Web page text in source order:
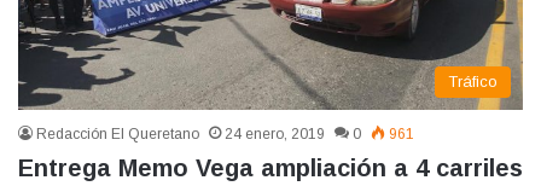
Tráfico
Redacción El Queretano 24 enero, 2019 0 961
Entrega Memo Vega ampliación a 4 carriles